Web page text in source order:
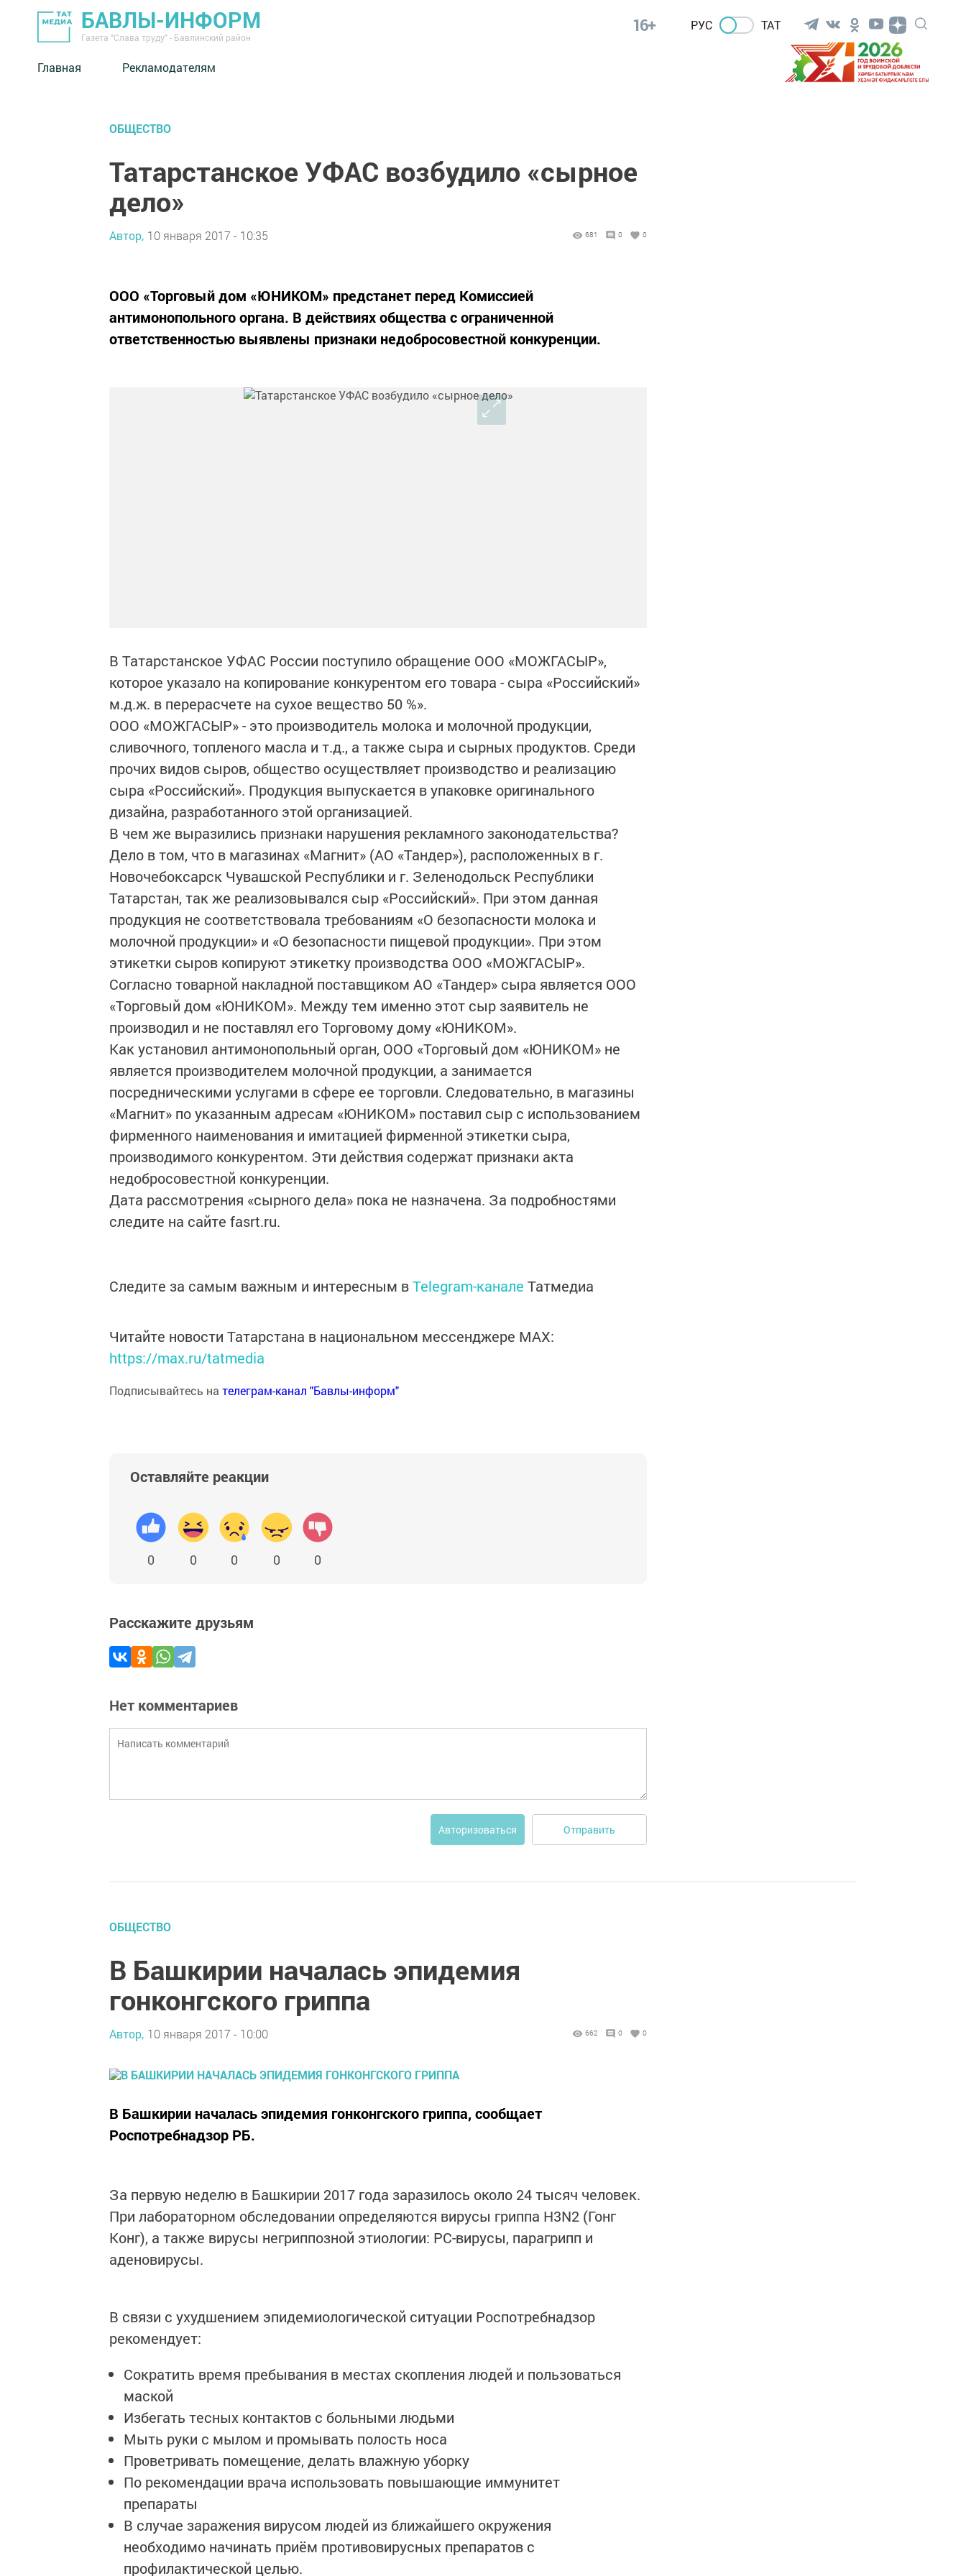
БАВЛЫ-ИНФОРМ
Газета "Слава труду" - Бавлинский район
16+ РУС ТАТ
Главная Рекламодателям
ОБЩЕСТВО
Татарстанское УФАС возбудило «сырное
дело»
Автор, 10 января 2017 - 10:35 681 0 0
ООО «Торговый дом «ЮНИКОМ» предстанет перед Комиссией
антимонопольного органа. В действиях общества с ограниченной
ответственностью выявлены признаки недобросовестной конкуренции.
В Татарстанское УФАС России поступило обращение ООО «МОЖГАСЫР»,
которое указало на копирование конкурентом его товара - сыра «Российский»
м.д.ж. в перерасчете на сухое вещество 50 %».
ООО «МОЖГАСЫР» - это производитель молока и молочной продукции,
сливочного, топленого масла и т.д., а также сыра и сырных продуктов. Среди
прочих видов сыров, общество осуществляет производство и реализацию
сыра «Российский». Продукция выпускается в упаковке оригинального
дизайна, разработанного этой организацией.
В чем же выразились признаки нарушения рекламного законодательства?
Дело в том, что в магазинах «Магнит» (АО «Тандер»), расположенных в г.
Новочебоксарск Чувашской Республики и г. Зеленодольск Республики
Татарстан, так же реализовывался сыр «Российский». При этом данная
продукция не соответствовала требованиям «О безопасности молока и
молочной продукции» и «О безопасности пищевой продукции». При этом
этикетки сыров копируют этикетку производства ООО «МОЖГАСЫР».
Согласно товарной накладной поставщиком АО «Тандер» сыра является ООО
«Торговый дом «ЮНИКОМ». Между тем именно этот сыр заявитель не
производил и не поставлял его Торговому дому «ЮНИКОМ».
Как установил антимонопольный орган, ООО «Торговый дом «ЮНИКОМ» не
является производителем молочной продукции, а занимается
посредническими услугами в сфере ее торговли. Следовательно, в магазины
«Магнит» по указанным адресам «ЮНИКОМ» поставил сыр с использованием
фирменного наименования и имитацией фирменной этикетки сыра,
производимого конкурентом. Эти действия содержат признаки акта
недобросовестной конкуренции.
Дата рассмотрения «сырного дела» пока не назначена. За подробностями
следите на сайте fasrt.ru.
Следите за самым важным и интересным вTelegram-канале Татмедиа
Читайте новости Татарстана в национальном мессенджере MАХ:
https://max.ru/tatmedia
Подписывайтесь на телеграм-канал "Бавлы-информ"
Оставляйте реакции
0 0 0 0 0
Расскажите друзьям
Нет комментариев
Авторизоваться Отправить
ОБЩЕСТВО
В Башкирии началась эпидемия
гонконгского гриппа
Автор, 10 января 2017 - 10:00 662 0 0
В Башкирии началась эпидемия гонконгского гриппа, сообщает
Роспотребнадзор РБ.
За первую неделю в Башкирии 2017 года заразилось около 24 тысяч человек.
При лабораторном обследовании определяются вирусы гриппа H3N2 (Гонг
Конг), а также вирусы негриппозной этиологии: РС-вирусы, парагрипп и
аденовирусы.
В связи с ухудшением эпидемиологической ситуации Роспотребнадзор
рекомендует:
Сократить время пребывания в местах скопления людей и пользоваться
маской
Избегать тесных контактов с больными людьми
Мыть руки с мылом и промывать полость носа
Проветривать помещение, делать влажную уборку
По рекомендации врача использовать повышающие иммунитет
препараты
В случае заражения вирусом людей из ближайшего окружения
необходимо начинать приём противовирусных препаратов с
профилактической целью.